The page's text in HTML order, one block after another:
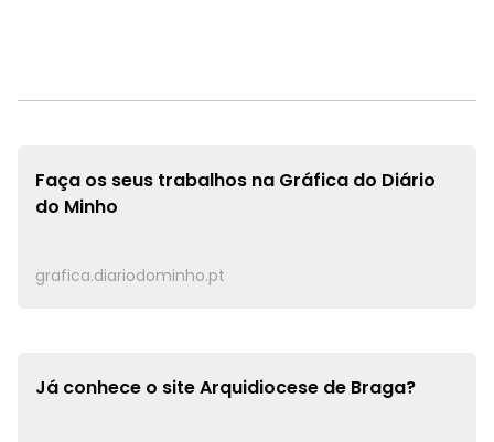
Faça os seus trabalhos na Gráfica do Diário
do Minho
grafica.diariodominho.pt
Já conhece o siteArquidiocese de Braga?